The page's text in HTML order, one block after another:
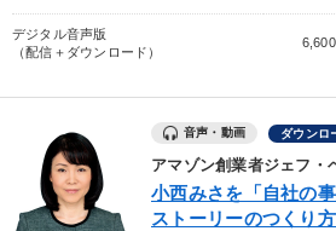
デジタル音声版
（配信＋ダウンロード）
音声・動画 ダウンロ
アマゾン創業者ジェフ・
小西みさを「自社の
ストーリーのつくり